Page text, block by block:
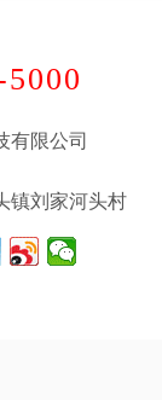
有限公司
镇刘家河头村